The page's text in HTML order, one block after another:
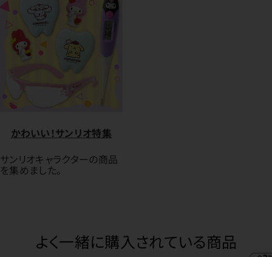
かわいい！サンリオ特集
サンリオキャラクターの商品
を集めました。
よく一緒に購入されている商品